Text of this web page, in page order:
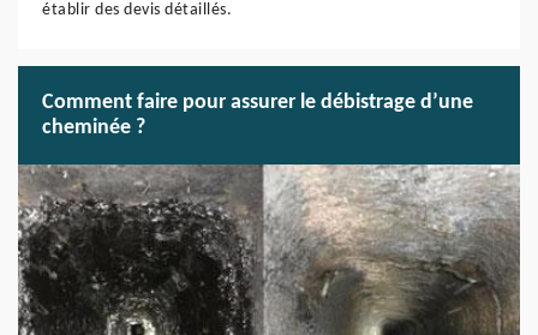
établir des devis détaillés.
Comment faire pour assurer le débistrage d’une
cheminée ?